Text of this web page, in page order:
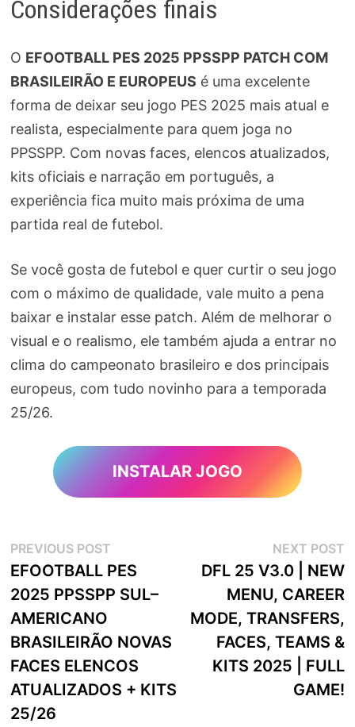
Considerações finais
O EFOOTBALL PES 2025 PPSSPP PATCH COM
BRASILEIRÃO E EUROPEUS é uma excelente
forma de deixar seu jogo PES 2025 mais atual e
realista, especialmente para quem joga no
PPSSPP. Com novas faces, elencos atualizados,
kits oficiais e narração em português, a
experiência fica muito mais próxima de uma
partida real de futebol.
Se você gosta de futebol e quer curtir o seu jogo
com o máximo de qualidade, vale muito a pena
baixar e instalar esse patch. Além de melhorar o
visual e o realismo, ele também ajuda a entrar no
clima do campeonato brasileiro e dos principais
europeus, com tudo novinho para a temporada
25/26.
INSTALAR JOGO
Navegação
de
artigos
PREVIOUS POSTPrevious
post:
EFOOTBALL PES
2025 PPSSPP SUL–
AMERICANO
BRASILEIRÃO NOVAS
FACES ELENCOS
ATUALIZADOS + KITS
25/26
NEXT POST
DFL 25 V3.0 | NEW
MENU, CAREER
MODE, TRANSFERS,
FACES, TEAMS &
KITS 2025 | FULL
GAME!